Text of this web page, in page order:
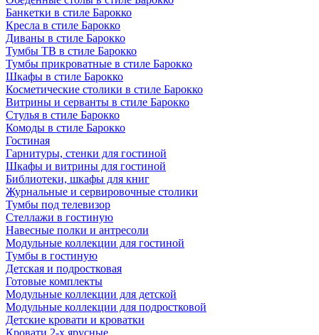
Банкетки в стиле Барокко
Кресла в стиле Барокко
Диваны в стиле Барокко
Тумбы ТВ в стиле Барокко
Тумбы прикроватные в стиле Барокко
Шкафы в стиле Барокко
Косметические столики в стиле Барокко
Витрины и серванты в стиле Барокко
Стулья в стиле Барокко
Комоды в стиле Барокко
Гостиная
Гарнитуры, стенки для гостиной
Шкафы и витрины для гостиной
Библиотеки, шкафы для книг
Журнальные и сервировочные столики
Тумбы под телевизор
Стеллажи в гостиную
Навесные полки и антресоли
Модульные коллекции для гостиной
Тумбы в гостиную
Детская и подростковая
Готовые комплекты
Модульные коллекции для детской
Модульные коллекции для подростковой
Детские кровати и кроватки
Кровати 2-х ярусные